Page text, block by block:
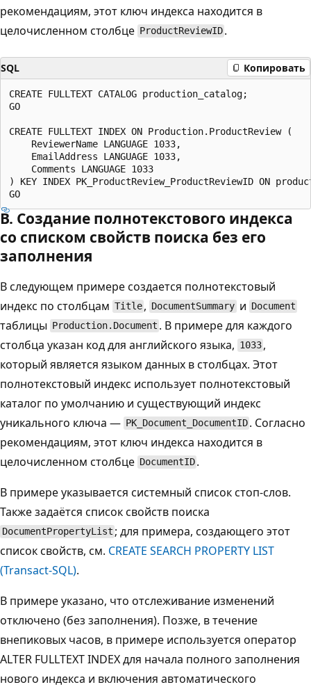
рекомендациям, этот ключ индекса находится в
целочисленном столбце ProductReviewID .
SQL Копировать
CREATE FULLTEXT CATALOG production_catalog;
GO
CREATE FULLTEXT INDEX ON Production.ProductReview (
    ReviewerName LANGUAGE 1033,
    EmailAddress LANGUAGE 1033,
    Comments LANGUAGE 1033
) KEY INDEX PK_ProductReview_ProductReviewID ON
В. Создание полнотекстового индекса
со списком свойств поиска без его
заполнения
В следующем примере создается полнотекстовый
индекс по столбцам Title , DocumentSummary и Document
таблицы Production.Document . В примере для каждого
столбца указан код для английского языка, 1033 ,
который является языком данных в столбцах. Этот
полнотекстовый индекс использует полнотекстовый
каталог по умолчанию и существующий индекс
уникального ключа — PK_Document_DocumentID . Согласно
рекомендациям, этот ключ индекса находится в
целочисленном столбце DocumentID .
В примере указывается системный список стоп-слов.
Также задаётся список свойств поиска
DocumentPropertyList ; для примера, создающего этот
список свойств, см. CREATE SEARCH PROPERTY LIST
(Transact-SQL).
В примере указано, что отслеживание изменений
отключено (без заполнения). Позже, в течение
внепиковых часов, в примере используется оператор
ALTER FULLTEXT INDEX для начала полного заполнения
нового индекса и включения автоматического